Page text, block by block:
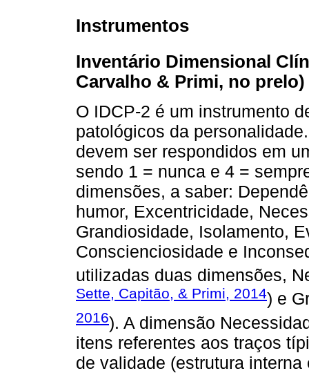
Instrumentos
Inventário Dimensional
Carvalho & Primi, no prelo)
O IDCP-2 é um instrumento
patológicos da
devem ser respondidos em
sendo 1 = nunca e 4 =
dimensões, a saber:
humor, Excentricidade,
Grandiosidade, Isolamento,
Conscienciosidade e
utilizadas duas dimensões,
Sette, Capitão, & Primi, 2014) e
2016). A dimensão
itens referentes aos traços
de validade (estrutura